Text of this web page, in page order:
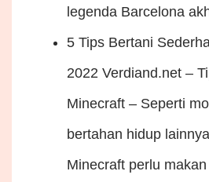
legenda Barcelona
5 Tips Bertani
2022 Verdiand.net –
Minecraft – Seperti
bertahan hidup
Minecraft perlu